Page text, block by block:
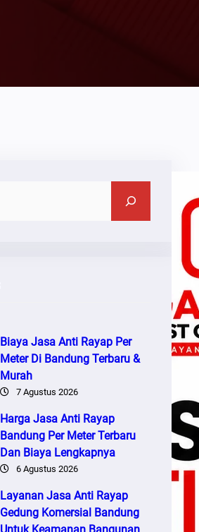
Biaya Jasa Anti Rayap Per
Meter Di Bandung Terbaru &
Murah
7 Agustus 2026
Harga Jasa Anti Rayap
Bandung Per Meter Terbaru
Dan Biaya Lengkapnya
6 Agustus 2026
Layanan Jasa Anti Rayap
Gedung Komersial Bandung